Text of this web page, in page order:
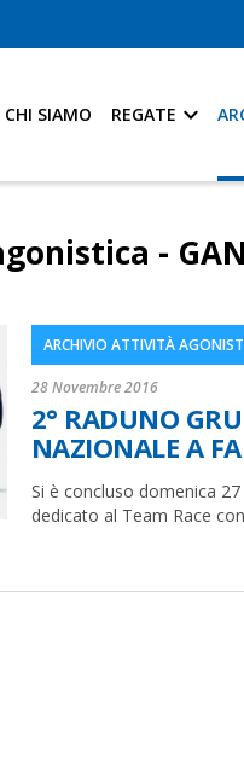
CHI SIAMO REGATE
-
ARCHIVIO ATTIVITÀ
28 Novembre 2016
2° RADUNO
NAZIONALE A
Si è concluso domenica
dedicato al Team Race